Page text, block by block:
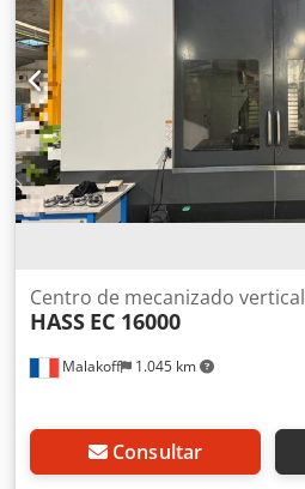
Malakoff 1.045 km
Centro de mecanizado vertical
HASS EC 16000
Consultar